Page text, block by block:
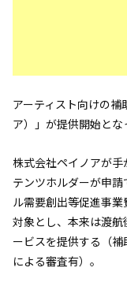
アーティスト向けの補
ア）」が提供開始とな
株式会社ペイノアが
テンツホルダーが申
ル需要創出等促進事
対象とし、本来は渡
ービスを提供する（
による審査有）。